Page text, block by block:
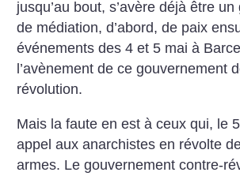
jusqu’au bout, s’avère déjà être
de médiation, d’abord, de paix
événements des 4 et 5 mai à
l’avènement de ce gouvernement
révolution.
Mais la faute en est à ceux qui, le
appel aux anarchistes en révolte
armes. Le gouvernement contre-